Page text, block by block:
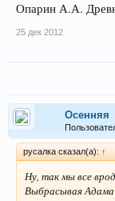
Опарин А.А.
25 дек 2012
Осенняя
русалка сказал(а): ↑
Ну, так мы все
Выбрасывая Адама